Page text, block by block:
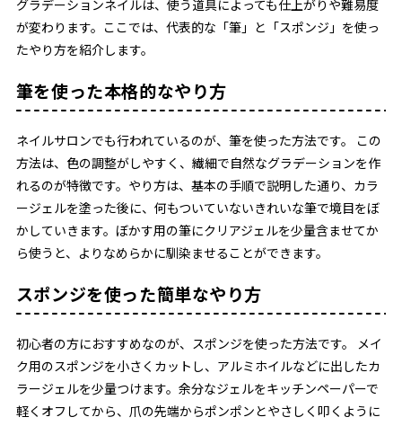
グラデーションネイルは、使う道具によっても仕上がりや難易度
が変わります。ここでは、代表的な「筆」と「スポンジ」を使っ
たやり方を紹介します。
筆を使った本格的なやり方
ネイルサロンでも行われているのが、筆を使った方法です。 この
方法は、色の調整がしやすく、繊細で自然なグラデーションを作
れるのが特徴です。やり方は、基本の手順で説明した通り、カラ
ージェルを塗った後に、何もついていないきれいな筆で境目をぼ
かしていきます。ぼかす用の筆にクリアジェルを少量含ませてか
ら使うと、よりなめらかに馴染ませることができます。
スポンジを使った簡単なやり方
初心者の方におすすめなのが、スポンジを使った方法です。 メイ
ク用のスポンジを小さくカットし、アルミホイルなどに出したカ
ラージェルを少量つけます。余分なジェルをキッチンペーパーで
軽くオフしてから、爪の先端からポンポンとやさしく叩くように